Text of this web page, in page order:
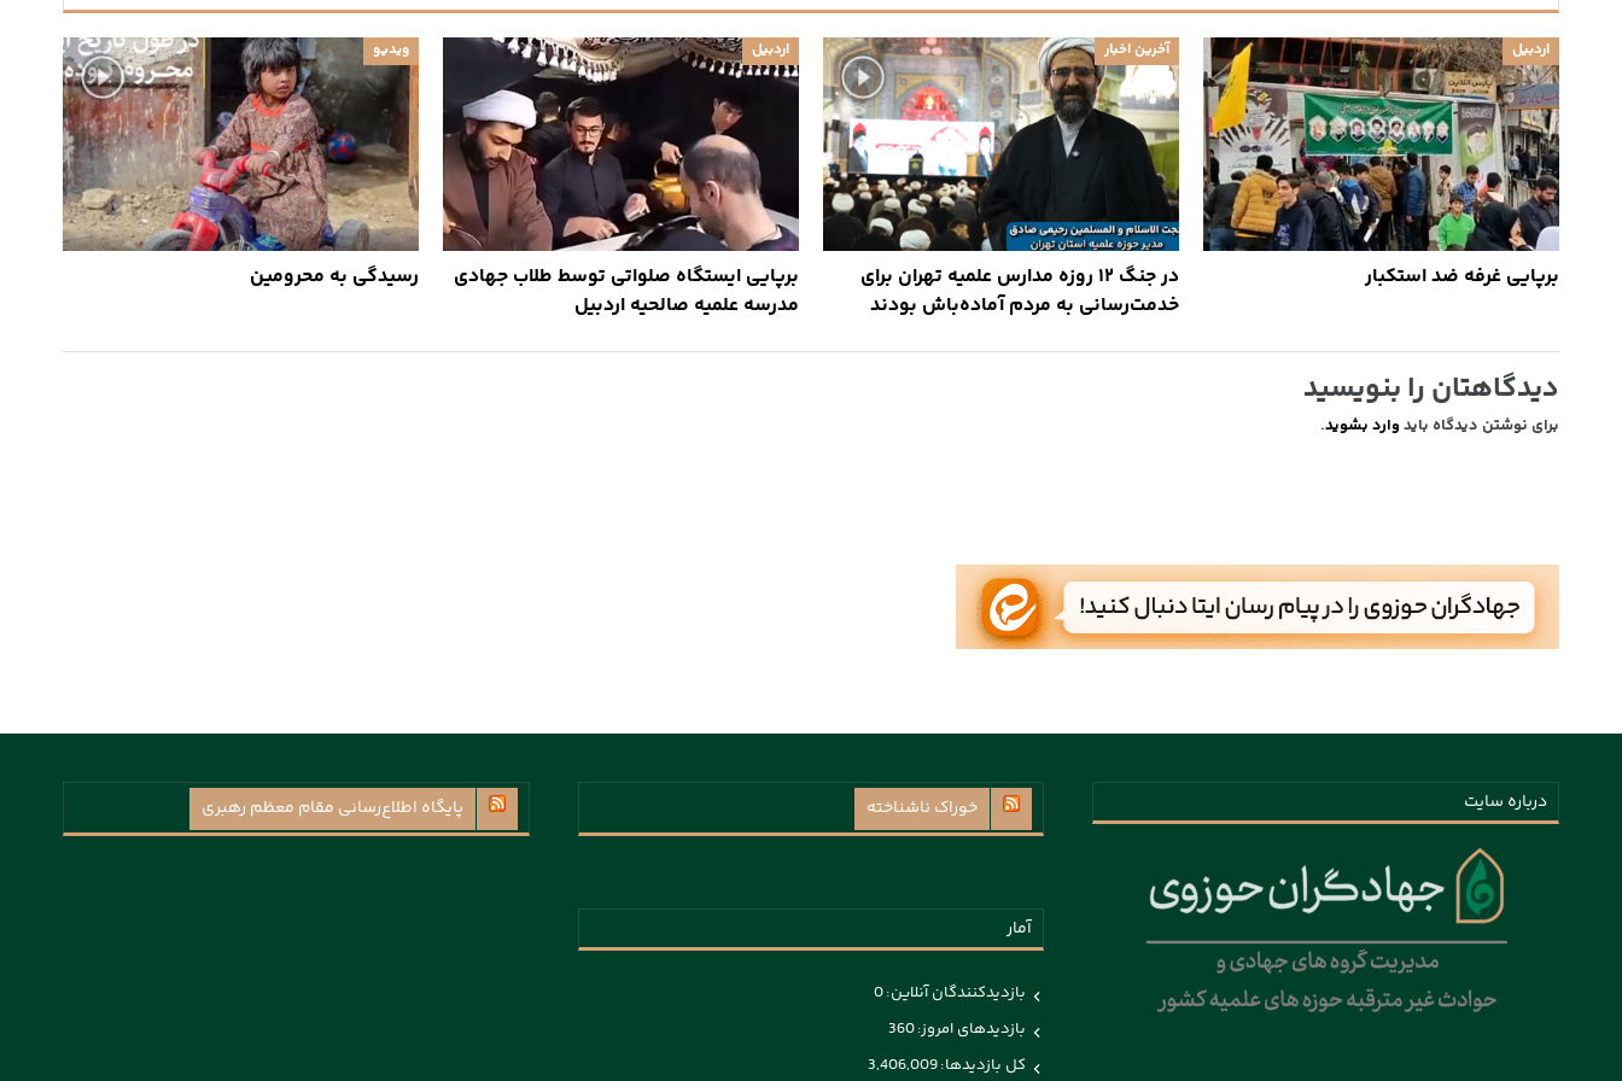
اردبیل
برپایی غرفه ضد استکبار
آخرین اخبار
در جنگ ۱۲ روزه مدارس علمیه تهران برای
خدمت‌رسانی به مردم آماده‌باش بودند
اردبیل
برپایی ایستگاه صلواتی توسط طلاب جهادی
مدرسه علمیه صالحیه اردبیل
ویدیو
رسیدگی به محرومین
دیدگاهتان را بنویسید
برای نوشتن دیدگاه باید وارد بشوید.
درباره سایت خوراک ناشناخته
آمار
بازدیدکنندگان آنلاین:0
بازدیدهای امروز:360
کل بازدیدها:3,406,009
پايگاه اطلاع‌رسانی مقام معظم رهبری